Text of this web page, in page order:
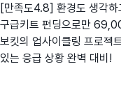
[만족도4.8] 환경도 생각하
구급키트 펀딩으로만
보킷의 업사이클링 프로젝
있는 응급 상황 완벽 대비!